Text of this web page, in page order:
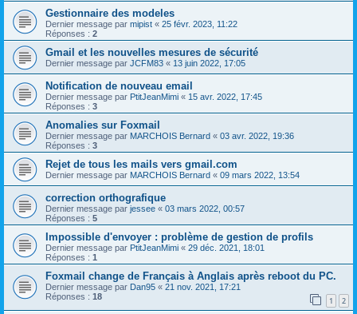
Gestionnaire des modeles
Dernier message par mipist « 25 févr. 2023, 11:22
Réponses : 2
Gmail et les nouvelles mesures de sécurité
Dernier message par JCFM83 « 13 juin 2022, 17:05
Notification de nouveau email
Dernier message par PtitJeanMimi « 15 avr. 2022, 17:45
Réponses : 3
Anomalies sur Foxmail
Dernier message par MARCHOIS Bernard « 03 avr. 2022, 19:36
Réponses : 3
Rejet de tous les mails vers gmail.com
Dernier message par MARCHOIS Bernard « 09 mars 2022, 13:54
correction orthografique
Dernier message par jessee « 03 mars 2022, 00:57
Réponses : 5
Impossible d'envoyer : problème de gestion de profils
Dernier message par PtitJeanMimi « 29 déc. 2021, 18:01
Réponses : 1
Foxmail change de Français à Anglais après reboot du PC.
Dernier message par Dan95 « 21 nov. 2021, 17:21
Réponses : 18 1 2